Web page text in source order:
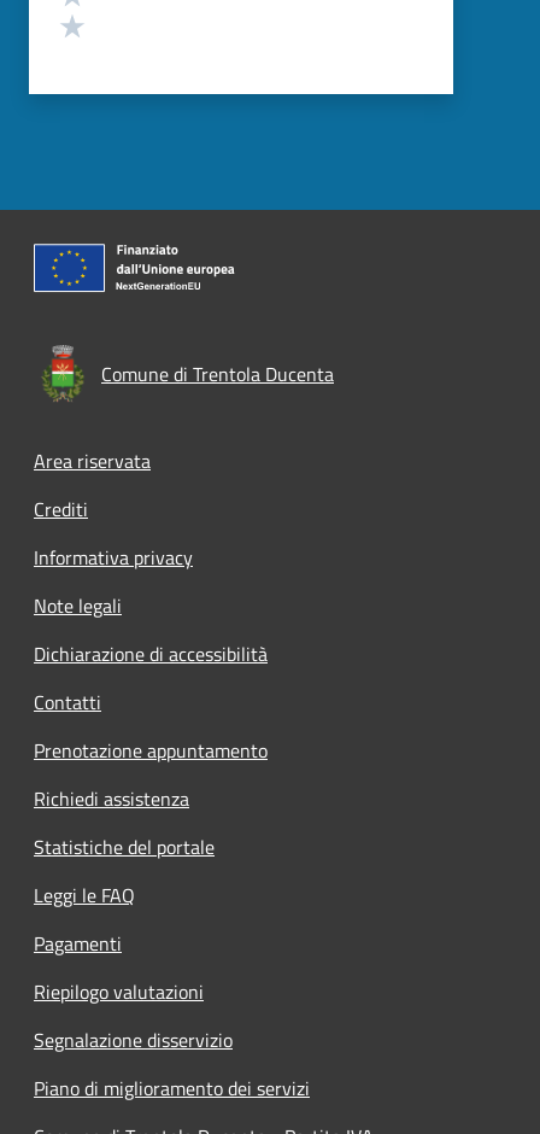
Comune di Trentola Ducenta
Footer menu
Area riservata
Crediti
Informativa privacy
Note legali
Dichiarazione di accessibilità
Contatti
Prenotazione appuntamento
Richiedi assistenza
Statistiche del portale
Leggi le FAQ
Pagamenti
Riepilogo valutazioni
Segnalazione disservizio
Piano di miglioramento dei servizi